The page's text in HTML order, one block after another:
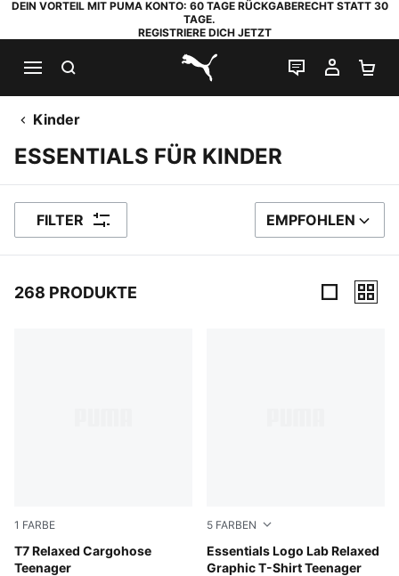
DEIN VORTEIL MIT PUMA KONTO: 60 TAGE RÜCKGABERECHT STATT 30
TAGE.
REGISTRIERE DICH JETZT
PUMA.com
LIVE-CHAT
MEIN
Kinder
ESSENTIALS FÜR KINDER
FILTER SORTIEREN NACH
EMPFOHLEN
268 PRODUKTE
1 FARBE
T7 Relaxed Cargohose
Teenager
Sandstone
5 FARBEN
Essentials Logo Lab Relaxed
Graphic T-Shirt Teenager
PUMA Black-blue guppy